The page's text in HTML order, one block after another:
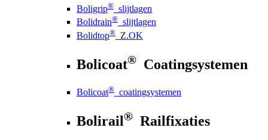
Boligrip® slijtlagen
Bolidrain® slijtlagen
Bolidtop® Z.OK
Bolicoat® Coatingsystemen
Bolicoat® coatingsystemen
Bolirail® Railfixaties